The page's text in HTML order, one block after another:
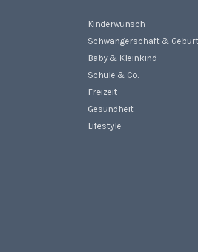
Kinderwunsch
Schwangerschaft &
Baby & Kleinkind
Schule & Co.
Freizeit
Gesundheit
Lifestyle